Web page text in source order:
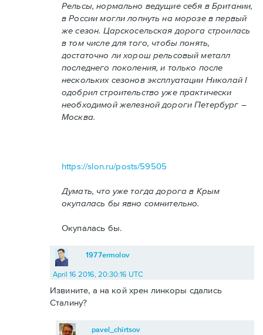
Рельсы, нормально ведущие себя в Британии,
в России могли лопнуть на морозе в первый
же сезон. Царскосельская дорога строилась
в том числе для того, чтобы понять,
достаточно ли хорош рельсовый металл
последнего поколения, и только после
нескольких сезонов эксплуатации Николай I
одобрил строительство уже практически
необходимой железной дороги Петербург –
Москва.
https://slon.ru/posts/59505
Думать, что уже тогда дорога в Крым
окупалась бы явно сомнительно.
Окупалась бы.
1977ermolov
April 16 2016, 20:30:16 UTC
Извините, а на кой хрен линкоры сдались
Сталину?
pavel_chirtsov